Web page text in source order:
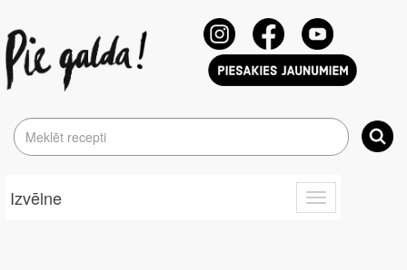
Toggle
navigation
Izvēlne